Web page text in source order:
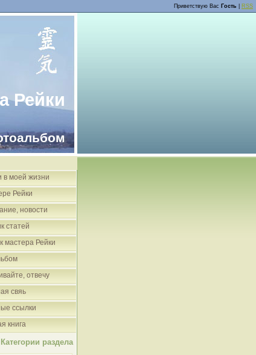
Приветствую Вас Гость RSS
Рейки
в моей жизни
Рейки
новости
статей
мастера Рейки
отвечу
свяь
ссылки
книга
Категории раздела